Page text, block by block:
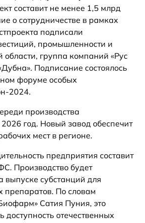
составит не менее 1,5 млрд
о сотрудничестве в рамках
подписали
промышленности и
области, группа компаний «Рус
Подписание состоялось
форуме особых
2024.
производства
год. Новый завод обеспечит
мест в регионе.
предприятия составит
Производство будет
выпуске субстанций для
По словам
Сатия Пуния, это
доступность отечественных